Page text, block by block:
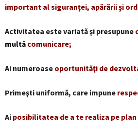
important al siguranţei, apărării şi
Activitatea este variată şi presupune
multă comunicare;
Ai numeroase oportunităţi de
Primeşti uniformă, care impune
Ai posibilitatea de a te realiza pe